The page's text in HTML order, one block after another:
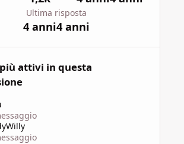
Ultima risposta
4 anni4 anni
attivi in questa